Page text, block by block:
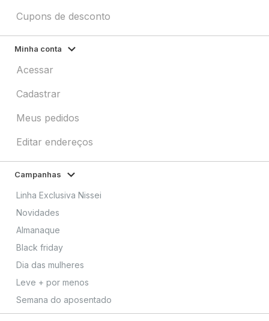
Cupons de desconto
Minha conta
Acessar
Cadastrar
Meus pedidos
Editar endereços
Campanhas
Linha Exclusiva Nissei
Novidades
Almanaque
Black friday
Dia das mulheres
Leve + por menos
Semana do aposentado